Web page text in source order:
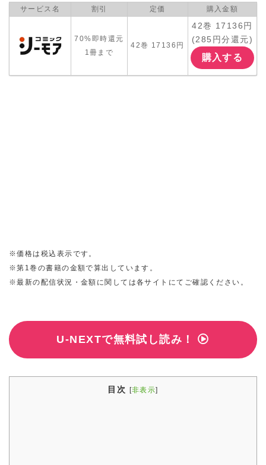
サービス名 割引 定価 購入金額
70%即時還元
1冊まで
42巻 17136円
42巻 17136円
(285円分還元)
購入する
※価格は税込表示です。
※第1巻の書籍の金額で算出しています。
※最新の配信状況・金額に関しては各サイトにてご確認ください。
U-NEXTで無料試し読み！
目次 [非表示]